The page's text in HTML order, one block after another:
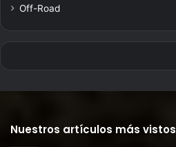
Off-Road
Nuestros artículos más vistos